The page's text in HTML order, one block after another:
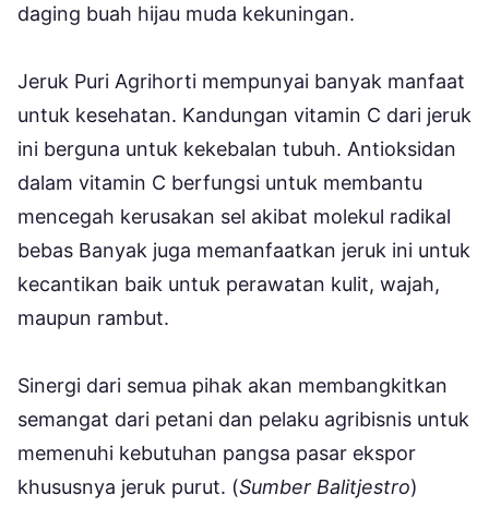
daging buah hijau muda kekuningan.
Jeruk Puri Agrihorti mempunyai banyak manfaat
untuk kesehatan. Kandungan vitamin C dari jeruk
ini berguna untuk kekebalan tubuh. Antioksidan
dalam vitamin C berfungsi untuk membantu
mencegah kerusakan sel akibat molekul radikal
bebas Banyak juga memanfaatkan jeruk ini untuk
kecantikan baik untuk perawatan kulit, wajah,
maupun rambut.
Sinergi dari semua pihak akan membangkitkan
semangat dari petani dan pelaku agribisnis untuk
memenuhi kebutuhan pangsa pasar ekspor
khususnya jeruk purut. (Sumber Balitjestro)